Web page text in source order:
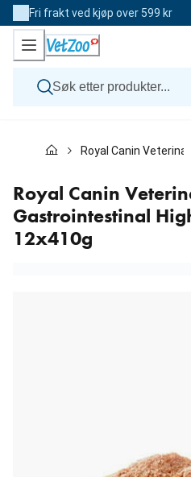
Skip
to
Content
Fri frakt ved kjøp over 599 kr
Katt
Andre dyr
Merker
Nyheter
Kampanje
Royal Canin
Royal Canin
Gastrointestinal
12x410g